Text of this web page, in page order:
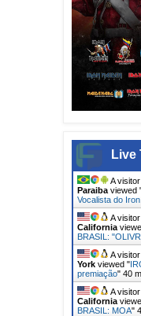
Live
A
Paraiba viewed
Vocalista do
A
California
BRASIL:
A
York viewed "
premiação" 40
A
California
BRASIL: MOA"